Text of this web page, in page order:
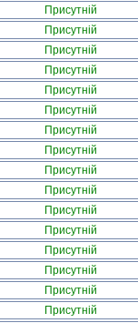
Присутній
Присутній
Присутній
Присутній
Присутній
Присутній
Присутній
Присутній
Присутній
Присутній
Присутній
Присутній
Присутній
Присутній
Присутній
Присутній